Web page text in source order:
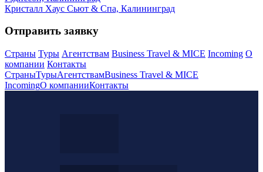
Кристалл Хаус Сьют & Спа, Калининград
Отправить заявку
Страны Туры Агентствам Business Travel & MICE Incoming О
компании Контакты
СтраныТурыАгентствамBusiness Travel & MICE
IncomingО компанииКонтакты